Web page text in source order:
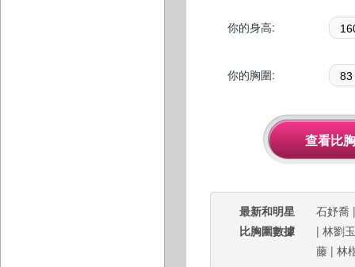
你的身高:
你的胸圍:
最新和明星
比胸圍數據
石妤喬
| 林劉
藤 | 林